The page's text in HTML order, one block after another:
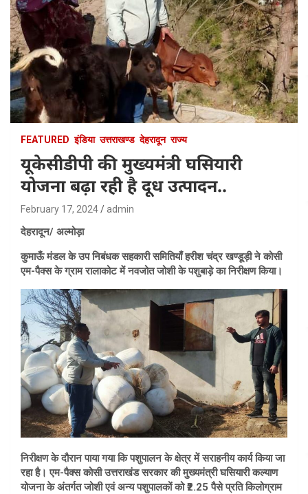
FEATURED इंडिया उत्तराखण्ड देहरादून राज्य
यूकेसीडीपी की मुख्यमंत्री घसियारी
योजना बढ़ा रही है दूध उत्पादन..
February 17, 2024 admin
देहरादून/ अल्मोड़ा
कुमाऊँ मंडल के उप निबंधक सहकारी समितियाँ हरीश चंद्र खण्डूड़ी ने कोसी
एम-पैक्स के ग्राम रालाकोट में नवजोत जोशी के पशुबाड़े का निरीक्षण किया।
निरीक्षण के दौरान पाया गया कि पशुपालन के क्षेत्र में सराहनीय कार्य किया जा
रहा है। एम-पैक्स कोसी उत्तराखंड सरकार की मुख्यमंत्री घसियारी कल्याण
योजना के अंतर्गत जोशी एवं अन्य पशुपालकों को ₹2.25 पैसे प्रति किलोग्राम